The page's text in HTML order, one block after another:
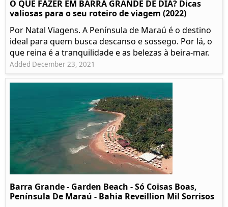
O QUE FAZER EM BARRA GRANDE DE DIA? Dicas
valiosas para o seu roteiro de viagem (2022)
Por Natal Viagens. A Península de Maraú é o destino
ideal para quem busca descanso e sossego. Por lá, o
que reina é a tranquilidade e as belezas à beira-mar.
Added December 23, 2021
Barra Grande - Garden Beach - Só Coisas Boas,
Península De Maraú - Bahia Reveillion Mil Sorrisos